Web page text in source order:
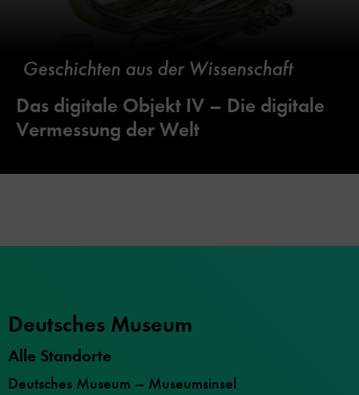
Geschichten aus der Wissenschaft
Das digitale Objekt IV – Die digitale
Vermessung der Welt
Deutsches Museum
Alle Standorte
Deutsches Museum – Museumsinsel